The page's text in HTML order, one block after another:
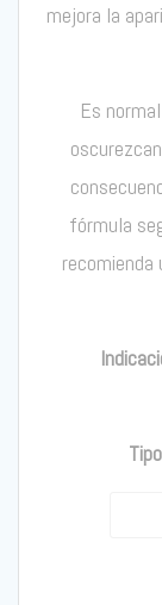
mejora la
Es
fórmula
recomienda